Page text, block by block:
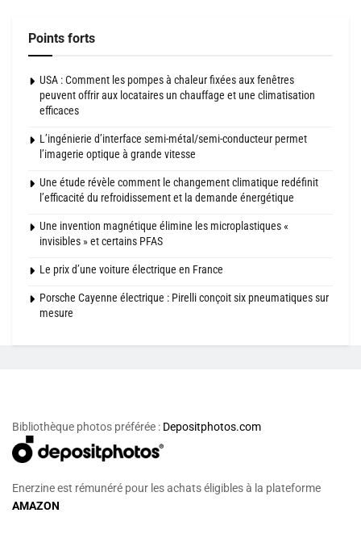
Points forts
USA : Comment les pompes à chaleur fixées aux fenêtres
peuvent offrir aux locataires un chauffage et une climatisation
efficaces
L’ingénierie d’interface semi-métal/semi-conducteur permet
l’imagerie optique à grande vitesse
Une étude révèle comment le changement climatique redéfinit
l’efficacité du refroidissement et la demande énergétique
Une invention magnétique élimine les microplastiques «
invisibles » et certains PFAS
Le prix d’une voiture électrique en France
Porsche Cayenne électrique : Pirelli conçoit six pneumatiques sur
mesure
Bibliothèque photos préférée : Depositphotos.com
Enerzine est rémunéré pour les achats éligibles à la plateforme
AMAZON